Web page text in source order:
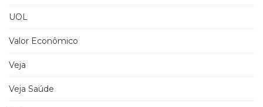
UOL
Valor Econômico
Veja
Veja Saúde